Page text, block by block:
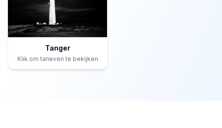
Tanger
Klik om tarieven te bekijken